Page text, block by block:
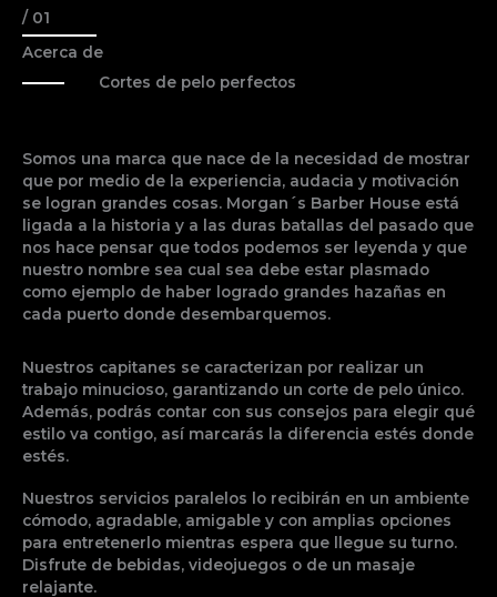
/ 01
Acerca de
Cortes de pelo perfectos
Somos una marca que nace de la necesidad de mostrar
que por medio de la experiencia, audacia y motivación
se logran grandes cosas. Morgan´s Barber House está
ligada a la historia y a las duras batallas del pasado que
nos hace pensar que todos podemos ser leyenda y que
nuestro nombre sea cual sea debe estar plasmado
como ejemplo de haber logrado grandes hazañas en
cada puerto donde desembarquemos.
Nuestros capitanes se caracterizan por realizar un
trabajo minucioso, garantizando un corte de pelo único.
Además, podrás contar con sus consejos para elegir qué
estilo va contigo, así marcarás la diferencia estés donde
estés.
Nuestros servicios paralelos lo recibirán en un ambiente
cómodo, agradable, amigable y con amplias opciones
para entretenerlo mientras espera que llegue su turno.
Disfrute de bebidas, videojuegos o de un masaje
relajante.